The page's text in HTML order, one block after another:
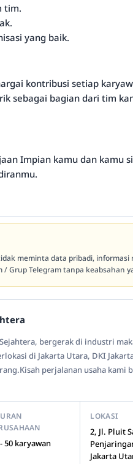
tim.
yang baik.
kontribusi setiap
sebagai bagian dari tim
Impian kamu dan kamu
meminta data pribadi,
/ Grup Telegram tanpa keabsahan
bergerak di industri
di Jakarta Utara, DKI
perjalanan usaha kami
50 karyawan
LOKASI
2, Jl. Pluit
Jakarta